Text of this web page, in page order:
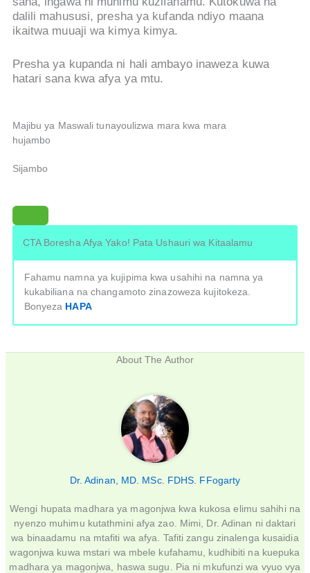
dalili mahususi, presha ya kufanda ndiyo maana
ikaitwa muuaji wa kimya kimya.
Presha ya kupanda ni hali ambayo inaweza kuwa
hatari sana kwa afya ya mtu.
Majibu ya Maswali tunayoulizwa mara kwa mara
hujambo
Sijambo
CTA Boresha Afya Yako! Pata Ushauri wa Kitaalamu
Fahamu namna ya kujipima kwa usahihi na namna ya
kukabiliana na changamoto zinazoweza kujitokeza.
Bonyeza HAPA
About The Author
Dr. Adinan, MD. MSc. FDHS. FFogarty
Wengi hupata madhara ya magonjwa kwa kukosa elimu sahihi na
nyenzo muhimu kutathmini afya zao. Mimi, Dr. Adinan ni daktari
wa binaadamu na mtafiti wa afya. Tafiti zangu zinalenga kusaidia
wagonjwa kuwa mstari wa mbele kufahamu, kudhibiti na kuepuka
madhara ya magonjwa, haswa sugu. Pia ni mkufunzi wa vyuo vya